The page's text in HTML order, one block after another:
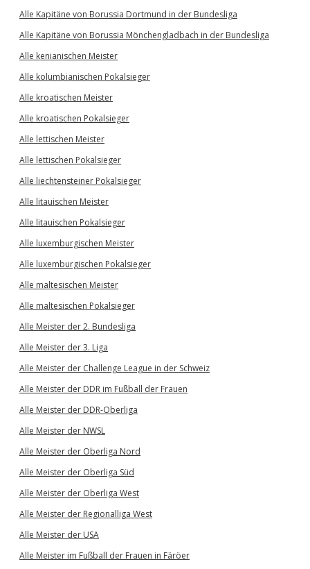
Alle Kapitäne von Borussia Dortmund in der Bundesliga
Alle Kapitäne von Borussia Mönchengladbach in der Bundesliga
Alle kenianischen Meister
Alle kolumbianischen Pokalsieger
Alle kroatischen Meister
Alle kroatischen Pokalsieger
Alle lettischen Meister
Alle lettischen Pokalsieger
Alle liechtensteiner Pokalsieger
Alle litauischen Meister
Alle litauischen Pokalsieger
Alle luxemburgischen Meister
Alle luxemburgischen Pokalsieger
Alle maltesischen Meister
Alle maltesischen Pokalsieger
Alle Meister der 2. Bundesliga
Alle Meister der 3. Liga
Alle Meister der Challenge League in der Schweiz
Alle Meister der DDR im Fußball der Frauen
Alle Meister der DDR-Oberliga
Alle Meister der NWSL
Alle Meister der Oberliga Nord
Alle Meister der Oberliga Süd
Alle Meister der Oberliga West
Alle Meister der Regionalliga West
Alle Meister der USA
Alle Meister im Fußball der Frauen in Färöer